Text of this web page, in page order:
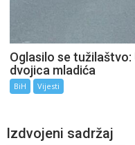
Oglasilo se
dvojica mladića
BiH Vijesti
Izdvojeni sadržaj